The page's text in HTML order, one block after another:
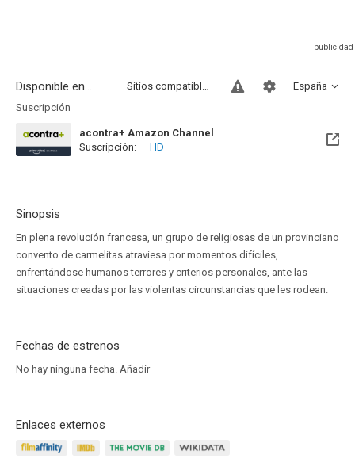
Disponible en... España
Sitios compatibles
Suscripción
acontra+ Amazon Channel
Suscripción:
HD
Sinopsis
En plena revolución francesa, un grupo de religiosas de un provinciano
convento de carmelitas atraviesa por momentos difíciles,
enfrentándose humanos terrores y criterios personales, ante las
situaciones creadas por las violentas circunstancias que les rodean.
Fechas de estrenos
No hay ninguna fecha. Añadir
Enlaces externos